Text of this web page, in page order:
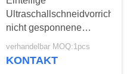
nicht gesponnene
Ultraschalltrennsäge
verhandelbar MOQ:1pcs
KONTAKT